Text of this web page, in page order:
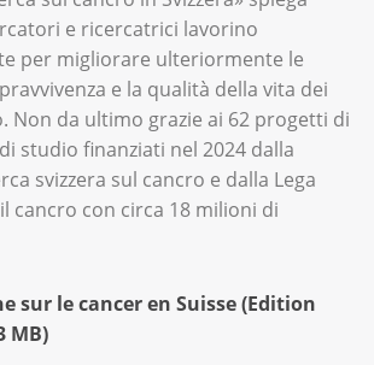
e ricercatrici lavorino
per migliorare ulteriormente le
e la qualità della vita dei
Non da ultimo grazie ai 62 progetti di
studio finanziati nel 2024 dalla
svizzera sul cancro e dalla Lega
cancro con circa 18 milioni di
sur le cancer en Suisse (Edition
MB)